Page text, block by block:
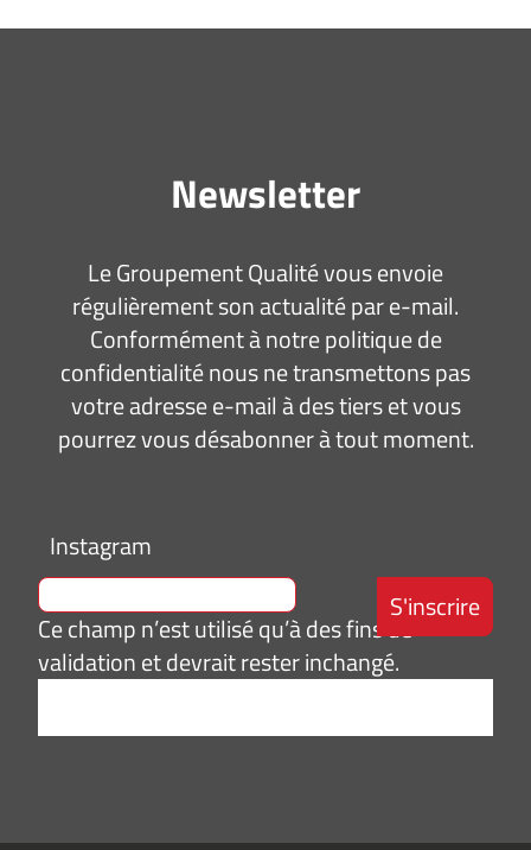
Newsletter
Le Groupement Qualité vous envoie
régulièrement son actualité par e-mail.
Conformément à notre politique de
confidentialité nous ne transmettons pas
votre adresse e-mail à des tiers et vous
pourrez vous désabonner à tout moment.
Instagram
Ce champ n’est utilisé qu’à des fins de
validation et devrait rester inchangé.
e-